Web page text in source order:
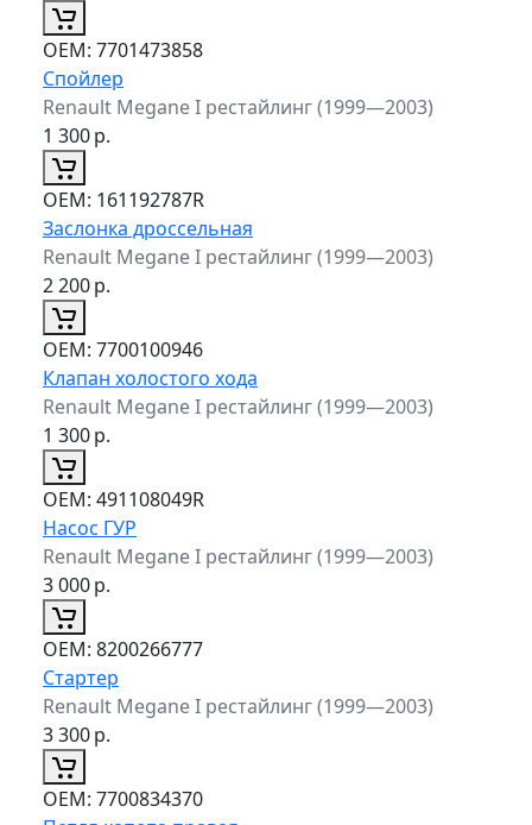
ОЕМ: 7701473858
Спойлер
Renault Megane I рестайлинг (1999—2003)
1 300р.
ОЕМ: 161192787R
Заслонка дроссельная
Renault Megane I рестайлинг (1999—2003)
2 200р.
ОЕМ: 7700100946
Клапан холостого хода
Renault Megane I рестайлинг (1999—2003)
1 300р.
ОЕМ: 491108049R
Насос ГУР
Renault Megane I рестайлинг (1999—2003)
3 000р.
ОЕМ: 8200266777
Стартер
Renault Megane I рестайлинг (1999—2003)
3 300р.
ОЕМ: 7700834370